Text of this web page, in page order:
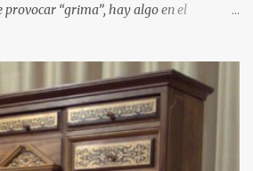
“grima”, hay algo en el
los coleccionables médicos más
que han sido usados por los médicos
de guerra. Pero también están en el
asociados a enemas sangrías o
Antiguos instrumentos romanos de